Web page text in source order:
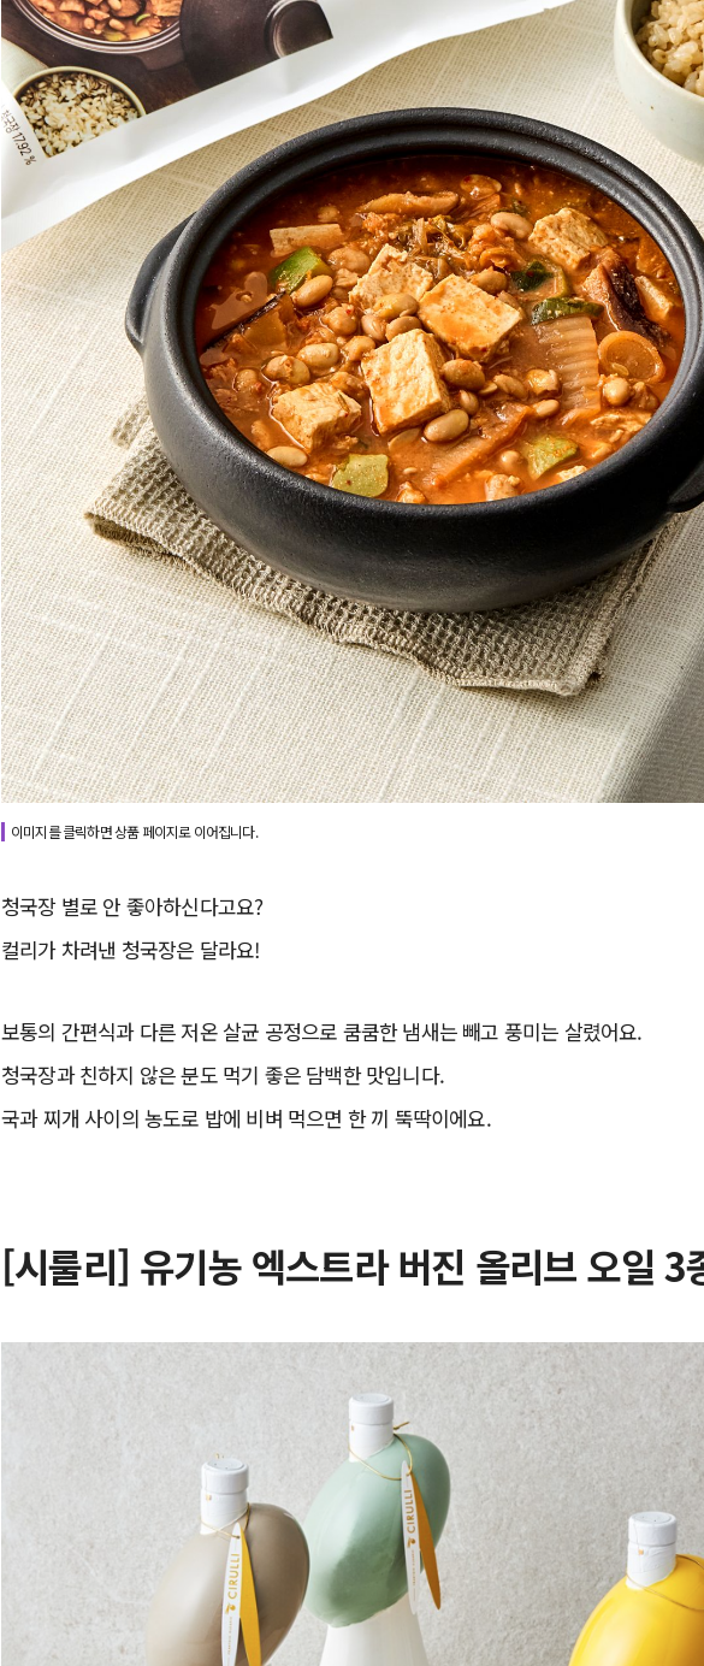
이미지를 클릭하면 상품 페이지로 이어집니다.
청국장 별로 안 좋아하신다고요?
컬리가 차려낸 청국장은 달라요!
보통의 간편식과 다른 저온 살균 공정으로 쿰쿰한 냄새는 빼고 풍미는 살렸어요.
청국장과 친하지 않은 분도 먹기 좋은 담백한 맛입니다.
국과 찌개 사이의 농도로 밥에 비벼 먹으면 한 끼 뚝딱이에요.
[시룰리] 유기농 엑스트라 버진 올리브 오일